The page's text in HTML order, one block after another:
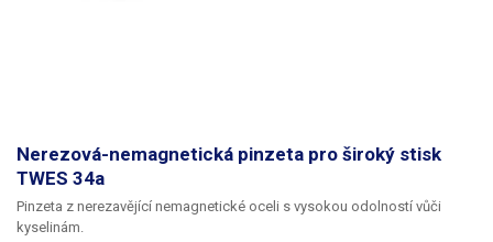
Nerezová-nemagnetická pinzeta pro široký stisk
TWES 34a
Pinzeta z nerezavějící nemagnetické oceli s vysokou odolností vůči
kyselinám.